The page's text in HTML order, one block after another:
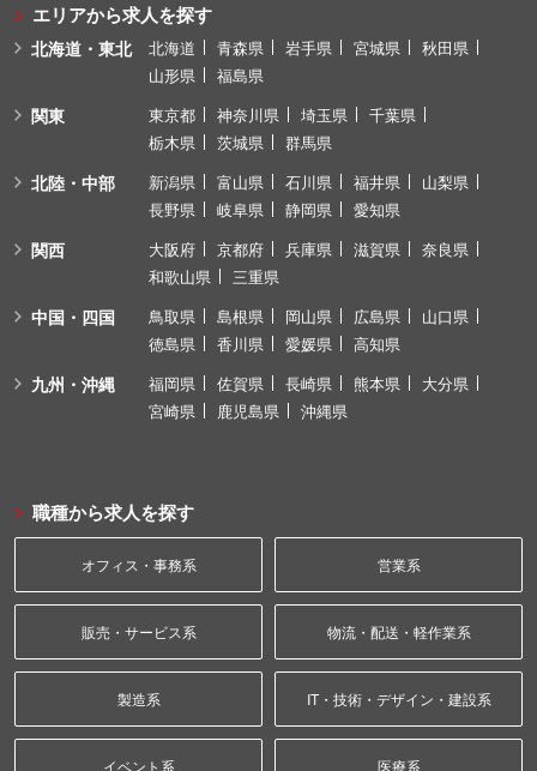
エリアから求人を探す
北海道・東北 北海道 青森県 岩手県 宮城県
秋田県
山形県
福島県
関東 東京都 神奈川県 埼玉県
千葉県
栃木県
茨城県 群馬県
北陸・中部 新潟県 富山県 石川県 福井県
山梨県
長野県
岐阜県 静岡県 愛知県
関西 大阪府 京都府 兵庫県 滋賀県
奈良県
和歌山県
三重県
中国・四国 鳥取県 島根県 岡山県 広島県
山口県
徳島県
香川県 愛媛県 高知県
九州・沖縄 福岡県 佐賀県 長崎県 熊本県
大分県
宮崎県
鹿児島県 沖縄県
職種から求人を探す
オフィス・事務系 営業系
販売・サービス系 物流・配送・軽作業系
製造系 IT・技術・デザイン・建設系
イベント系 医療系